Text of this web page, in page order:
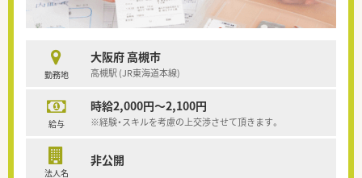
勤務地
大阪府 高槻市
高槻駅 (JR東海道本線)
給与
時給2,000円～2,100円
※経験・スキルを考慮の上交渉させて頂きます。
法人名
非公開